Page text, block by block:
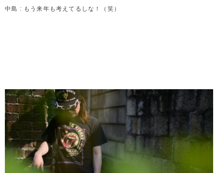
中島 : もう来年も考えてるしな！（笑）